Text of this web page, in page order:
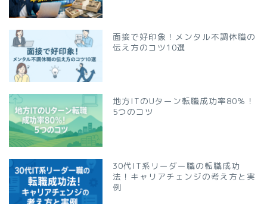
面接で好印象！メンタル不調休職の
伝え方のコツ10選
地方ITのUターン転職成功率80％！
5つのコツ
30代IT系リーダー職の転職成功
法！キャリアチェンジの考え方と実
例